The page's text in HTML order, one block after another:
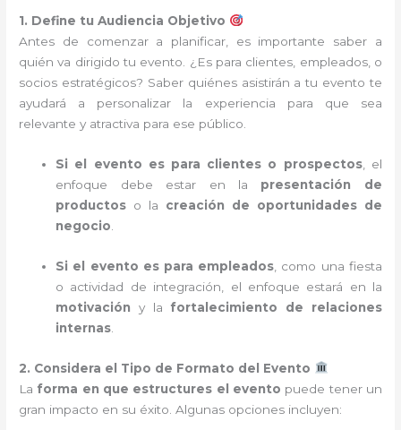
1. Define tu Audiencia Objetivo
Antes de comenzar a planificar, es importante saber a
quién va dirigido tu evento. ¿Es para clientes, empleados, o
socios estratégicos? Saber quiénes asistirán a tu evento te
ayudará a personalizar la experiencia para que sea
relevante y atractiva para ese público.
Si el evento es para clientes o prospectos, el
enfoque debe estar en la presentación de
productos o la creación de oportunidades de
negocio
Si el evento es para empleados , como una fiesta
o actividad de integración, el enfoque estará en la
motivación y la fortalecimiento de relaciones
internas
2. Considera el Tipo de Formato del Evento
La forma en que estructures el evento puede tener un
gran impacto en su éxito. Algunas opciones incluyen: